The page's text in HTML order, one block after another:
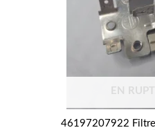
EN
46197207922 Filtre